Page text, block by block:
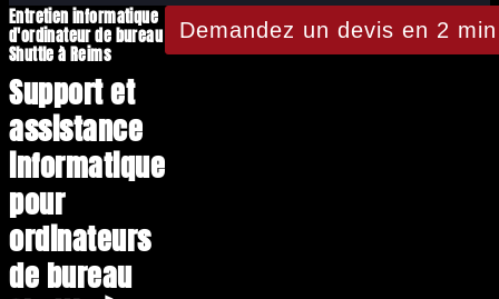
Entretien informatique
d'ordinateur de bureau
Shuttle à Reims
Support et
assistance
informatique
pour
ordinateurs
de bureau
Demandez un devis en 2 min